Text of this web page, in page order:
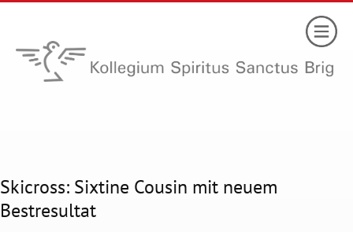
Skicross: Sixtine Cousin mit neuem
Bestresultat